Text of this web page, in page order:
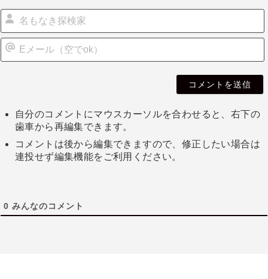
自分のコメントにマウスカーソルを合わせると、右下の
歯車から再編集できます。
コメントは後から編集できますので、修正したい場合は
連投せず編集機能をご利用ください。
0 みんなのコメント